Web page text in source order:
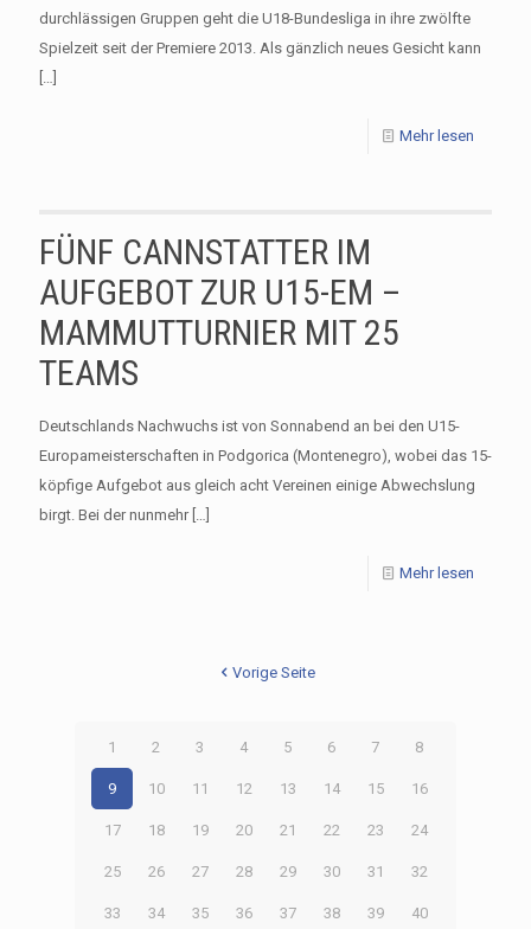
durchlässigen Gruppen geht die U18-Bundesliga in ihre zwölfte
Spielzeit seit der Premiere 2013. Als gänzlich neues Gesicht kann
[…]
Mehr lesen
FÜNF CANNSTATTER IM
AUFGEBOT ZUR U15-EM –
MAMMUTTURNIER MIT 25
TEAMS
Deutschlands Nachwuchs ist von Sonnabend an bei den U15-
Europameisterschaften in Podgorica (Montenegro), wobei das 15-
köpfige Aufgebot aus gleich acht Vereinen einige Abwechslung
birgt. Bei der nunmehr[…]
Mehr lesen
Vorige Seite
1 2 3 4 5 6 7 8
9 10 11 12 13 14 15 16
17 18 19 20 21 22 23 24
25 26 27 28 29 30 31 32
33 34 35 36 37 38 39 40